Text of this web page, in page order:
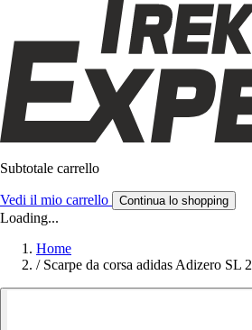
Subtotale carrello
Vedi il mio carrello Continua lo shopping
Loading...
Home
/ Scarpe da corsa adidas Adizero SL 2